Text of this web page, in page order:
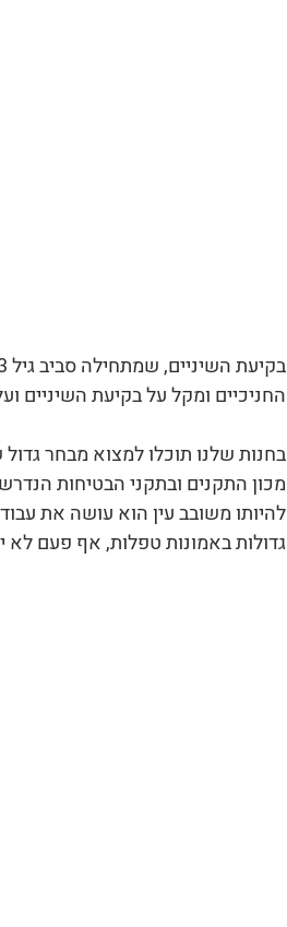
החניכיים ומקל על בקיעת השיניים
בחנות שלנו תוכלו למצוא מבחר
מכון התקנים ובתקני הבטיחות
להיותו משובב עין הוא עושה את
גדולות באמונות טפלות, אף פעם